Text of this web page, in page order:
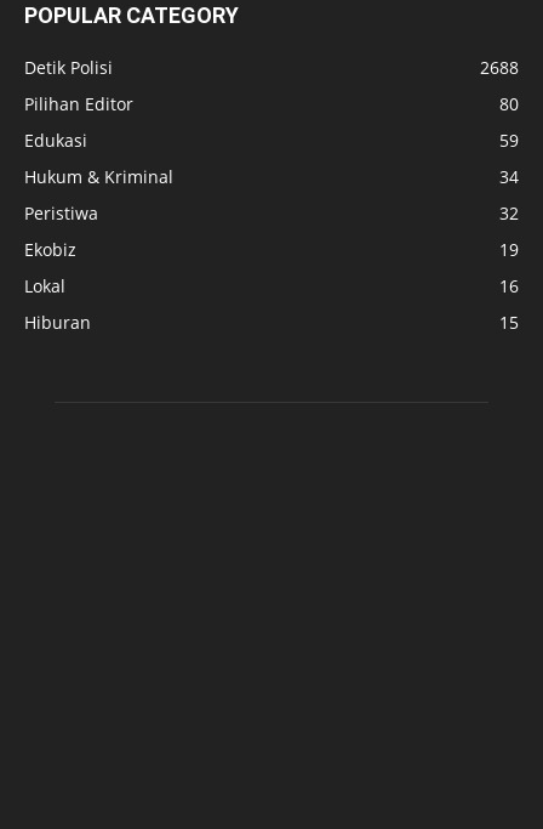
POPULAR CATEGORY
Detik Polisi
2688
Pilihan Editor
80
Edukasi
59
Hukum & Kriminal
34
Peristiwa
32
Ekobiz
19
Lokal
16
Hiburan
15